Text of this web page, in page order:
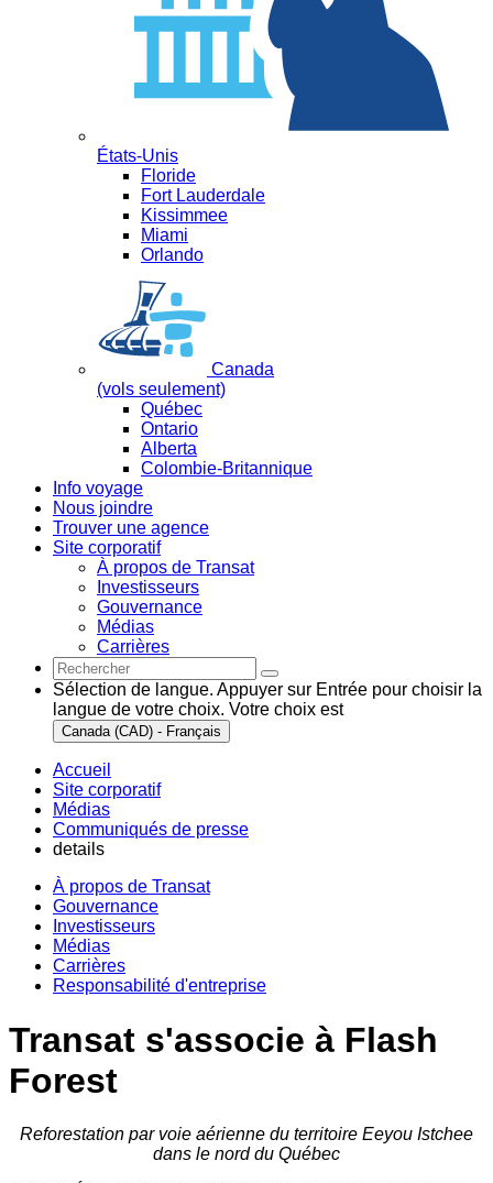
États-Unis
Floride
Fort Lauderdale
Kissimmee
Miami
Orlando
Canada
(vols seulement)
Québec
Ontario
Alberta
Colombie-Britannique
Info voyage
Nous joindre
Trouver une agence
Site corporatif
À propos de Transat
Investisseurs
Gouvernance
Médias
Carrières
Sélection de langue. Appuyer sur Entrée pour choisir la
langue de votre choix. Votre choix est
Canada (CAD) - Français
Accueil
Site corporatif
Médias
Communiqués de presse
details
À propos de Transat
Gouvernance
Investisseurs
Médias
Carrières
Responsabilité d'entreprise
Transat s'associe à Flash
Forest
Reforestation par voie aérienne du territoire Eeyou Istchee
dans le nord du Québec